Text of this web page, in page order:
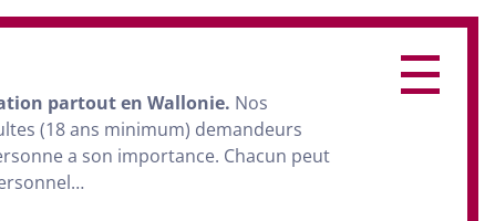
partout en Wallonie. Nos
(18 ans minimum) demandeurs
a son importance. Chacun peut